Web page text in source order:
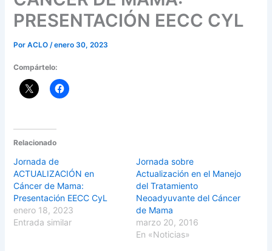
PRESENTACIÓN EECC CYL
PorACLO/enero 30, 2023
Compártelo:
Relacionado
Jornada de
ACTUALIZACIÓN en
Cáncer de Mama:
Presentación EECC CyL
enero 18, 2023
Entrada similar
Jornada sobre
Actualización en el Manejo
del Tratamiento
Neoadyuvante del Cáncer
de Mama
marzo 20, 2016
En «Noticias»